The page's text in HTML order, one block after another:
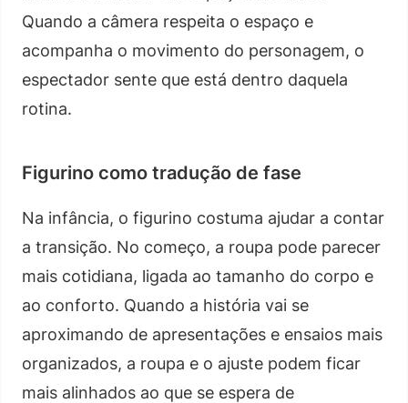
Quando a câmera respeita o espaço e
acompanha o movimento do personagem, o
espectador sente que está dentro daquela
rotina.
Figurino como tradução de fase
Na infância, o figurino costuma ajudar a contar
a transição. No começo, a roupa pode parecer
mais cotidiana, ligada ao tamanho do corpo e
ao conforto. Quando a história vai se
aproximando de apresentações e ensaios mais
organizados, a roupa e o ajuste podem ficar
mais alinhados ao que se espera de